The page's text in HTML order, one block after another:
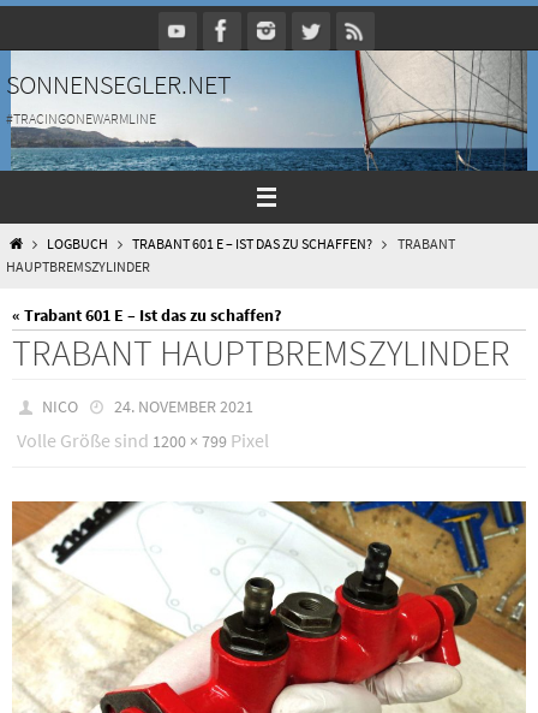
Inhalt
springen
SONNENSEGLER.NET
#TRACINGONEWARMLINE
HOMELOGBUCH TRABANT 601 E – IST DAS ZU SCHAFFEN?
TRABANT
HAUPTBREMSZYLINDER
« Trabant 601 E – Ist das zu schaffen?
TRABANT HAUPTBREMSZYLINDER
NICO 24. NOVEMBER 2021
Volle Größe sind 1200 × 799 Pixel